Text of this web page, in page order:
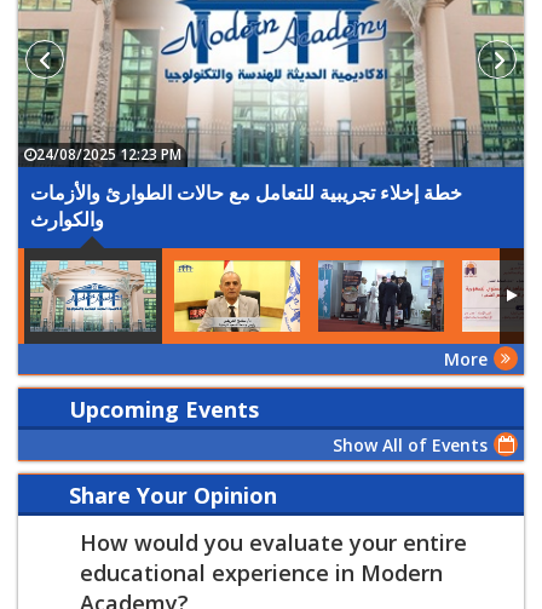
خطة إخلاء تجريبية للتعامل مع حالات الطوارئ والأزمات
والكوارث
24/08/2025 12:23 PM
More
Upcoming Events
Show All of Events
Share Your Opinion
How would you evaluate your entire
educational experience in Modern
Academy?